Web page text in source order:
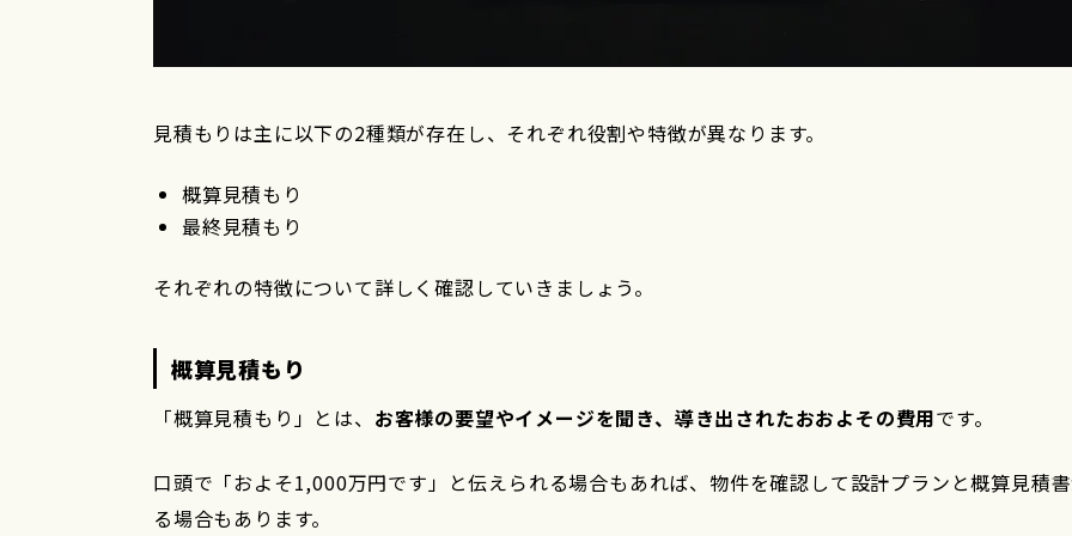
見積もりは主に以下の2種類が存在し、それぞれ役割や特徴が異なります。
概算見積もり
最終見積もり
それぞれの特徴について詳しく確認していきましょう。
概算見積もり
「概算見積もり」とは、 お客様の要望やイメージを聞き、導き出されたおおよその費用です。
口頭で「およそ1,000万円です」と伝えられる場合もあれば、物件を確認して設計プランと概算見積
る場合もあります。